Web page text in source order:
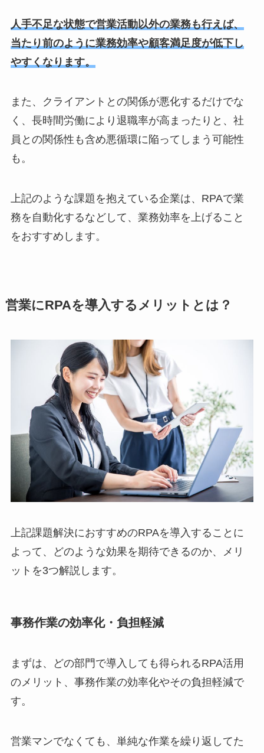
人手不足な状態で営業活動以外の業務も行えば、
当たり前のように業務効率や顧客満足度が低下し
やすくなります。
また、クライアントとの関係が悪化するだけでな
く、長時間労働により退職率が高まったりと、社
員との関係性も含め悪循環に陥ってしまう可能性
も。
上記のような課題を抱えている企業は、RPAで業
務を自動化するなどして、業務効率を上げること
をおすすめします。
営業にRPAを導入するメリットとは？
上記課題解決におすすめのRPAを導入することに
よって、どのような効果を期待できるのか、メリ
ットを3つ解説します。
事務作業の効率化・負担軽減
まずは、どの部門で導入しても得られるRPA活用
のメリット、事務作業の効率化やその負担軽減で
す。
営業マンでなくても、単純な作業を繰り返してた